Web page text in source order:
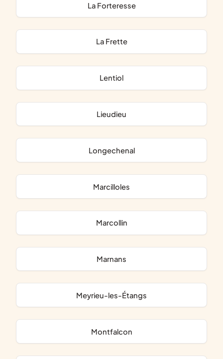
La Forteresse
La Frette
Lentiol
Lieudieu
Longechenal
Marcilloles
Marcollin
Marnans
Meyrieu-les-Étangs
Montfalcon